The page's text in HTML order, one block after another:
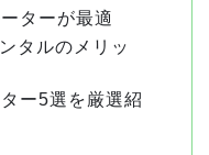
ターが最適
タルのメリッ
ー5選を厳選紹